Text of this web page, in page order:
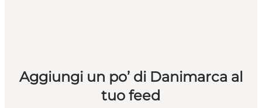
Aggiungi un po’ di Danimarca al
tuo feed